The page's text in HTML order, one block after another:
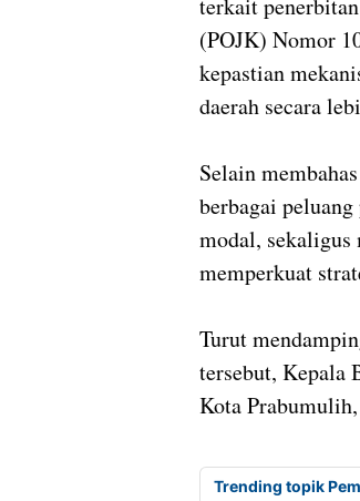
terkait
(POJK) Nomor
kepastian
daerah secara
Selain
berbagai
modal, sekaligus
memperkuat
Turut
tersebut, Kepala
Kota
Trending topik